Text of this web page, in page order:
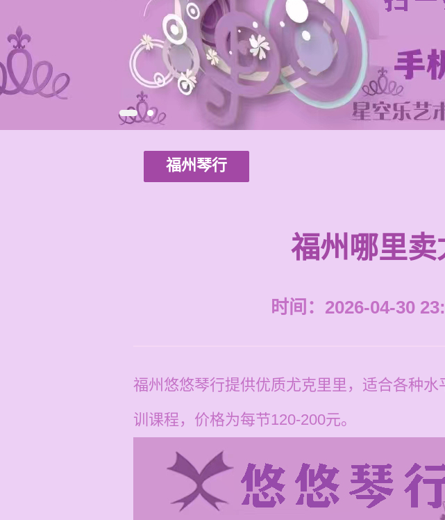
福州琴行
福州哪里
时间：2026-04-30
福州悠悠琴行提供优质尤克里里，适合各种
训课程，价格为每节120-200元。